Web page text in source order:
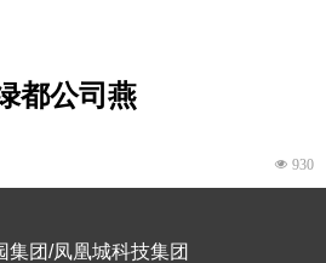
都公司燕
넶 930
集团/凤凰城科技集团